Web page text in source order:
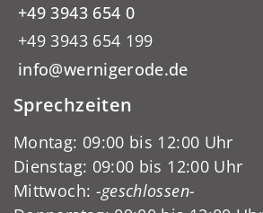
+49 3943 654 0
+49 3943 654 199
info@wernigerode.de
Sprechzeiten
Montag: 09:00 bis 12:00 Uhr
Dienstag: 09:00 bis 12:00 Uhr
Mittwoch: -geschlossen-